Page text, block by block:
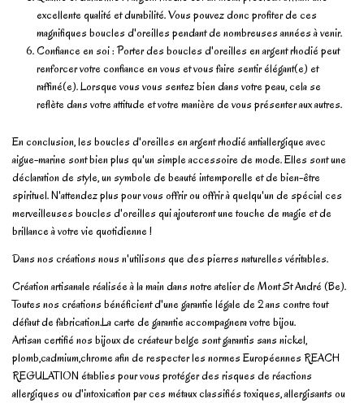
excellente qualité et durabilité. Vous pouvez donc profiter de ces
magnifiques boucles d'oreilles pendant de nombreuses années à venir.
Confiance en soi : Porter des boucles d'oreilles en argent rhodié peut
renforcer votre confiance en vous et vous faire sentir élégant(e) et
raffiné(e). Lorsque vous vous sentez bien dans votre peau, cela se
reflète dans votre attitude et votre manière de vous présenter aux autres.
En conclusion, les boucles d'oreilles en argent rhodié antiallergique avec
aigue-marine sont bien plus qu'un simple accessoire de mode. Elles sont une
déclaration de style, un symbole de beauté intemporelle et de bien-être
spirituel. N'attendez plus pour vous offrir ou offrir à quelqu'un de spécial ces
merveilleuses boucles d'oreilles qui ajouteront une touche de magie et de
brillance à votre vie quotidienne !
Dans nos créations nous n'utilisons que des pierres naturelles véritables.
Création artisanale réalisée à la main dans notre atelier de Mont St André (Be).
Toutes nos créations bénéficient d'une garantie légale de 2 ans contre tout
défaut de fabrication.La carte de garantie accompagnera votre bijou.
Artisan certifié nos bijoux de créateur belge sont garantis sans nickel,
plomb,cadmium,chrome afin de respecter les normes Européennes REACH
REGULATION établies pour vous protéger des risques de réactions
allergiques ou d'intoxication par ces métaux classifiés toxiques, allergisants ou